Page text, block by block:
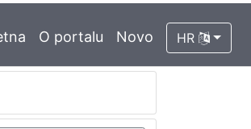
O portalu Novo HR